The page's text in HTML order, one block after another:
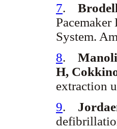
7.
System.
8.
H,
extraction
9.